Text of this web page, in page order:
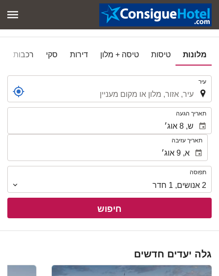
מלונות טיסות טיסה + מלון דירות סקי רכבות
עיר
תאריך הגעה
תאריך עזיבה
תפוסה
תפוסה
2 אנושים,
1 חדר
חיפוש
גלה יעדים חדשים